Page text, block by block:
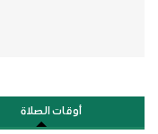
أوقات الصلاة